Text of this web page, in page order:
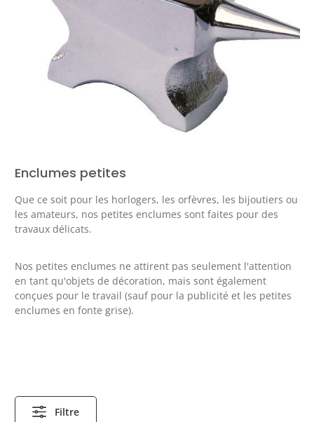
Enclumes petites
Que ce soit pour les horlogers, les orfèvres, les bijoutiers ou
les amateurs, nos petites enclumes sont faites pour des
travaux délicats.
Nos petites enclumes ne attirent pas seulement l'attention
en tant qu'objets de décoration, mais sont également
conçues pour le travail (sauf pour la publicité et les petites
enclumes en fonte grise).
Filtre